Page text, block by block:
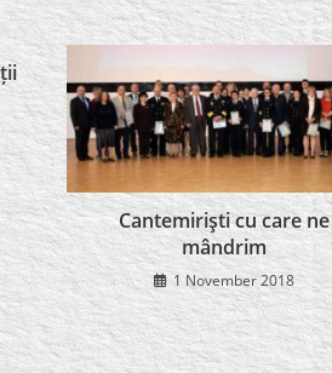
Cantemirişti cu care ne
mândrim
1 November 2018